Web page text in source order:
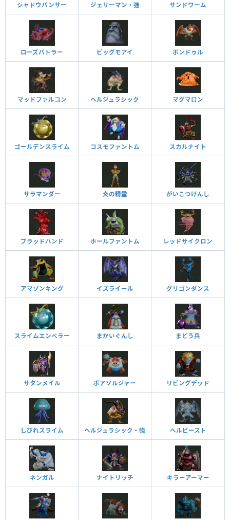
シャドウパンサー ジェリーマン・強 サンドワーム
ローズバトラー ビッグモアイ ボンドゥル
マッドファルコン ヘルジュラシック マグマロン
ゴールデンスライム コスモファントム スカルナイト
サラマンダー 炎の精霊 がいこつけんし
ブラッドハンド ホールファントム レッドサイクロン
アマゾンキング イズライール グリゴンダンス
スライムエンペラー まかいぐんし まどう兵
サタンメイル ボアソルジャー リビングデッド
しびれスライム ヘルジュラシック・強 ヘルビースト
ネンガル ナイトリッチ キラーアーマー